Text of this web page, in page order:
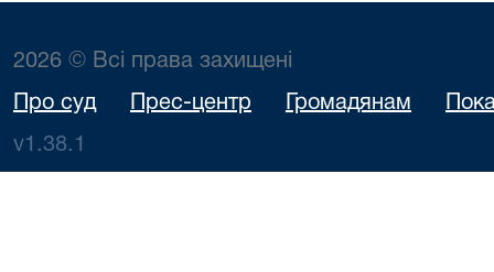
2026 © Всі права захищені
Про суд Прес-центр Громадянам
v1.38.1